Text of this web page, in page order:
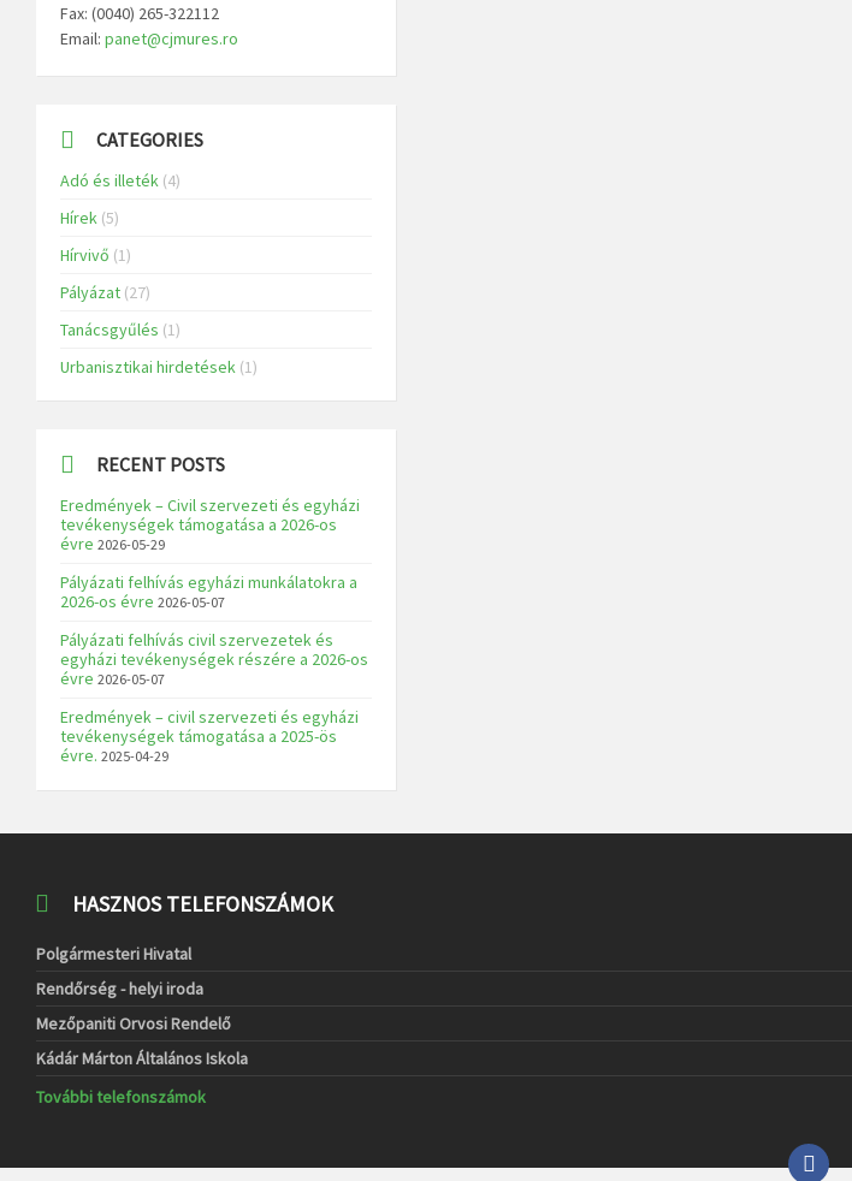
Fax: (0040) 265-322112
Email: panet@cjmures.ro
CATEGORIES
Adó és illeték (4)
Hírek (5)
Hírvivő (1)
Pályázat (27)
Tanácsgyűlés (1)
Urbanisztikai hirdetések (1)
RECENT POSTS
Eredmények – Civil szervezeti és egyházi
tevékenységek támogatása a 2026-os
évre 2026-05-29
Pályázati felhívás egyházi munkálatokra a
2026-os évre 2026-05-07
Pályázati felhívás civil szervezetek és
egyházi tevékenységek részére a 2026-os
évre 2026-05-07
Eredmények – civil szervezeti és egyházi
tevékenységek támogatása a 2025-ös
évre. 2025-04-29
HASZNOS TELEFONSZÁMOK
Polgármesteri Hivatal
Rendőrség - helyi iroda
Mezőpaniti Orvosi Rendelő
Kádár Márton Általános Iskola
További telefonszámok